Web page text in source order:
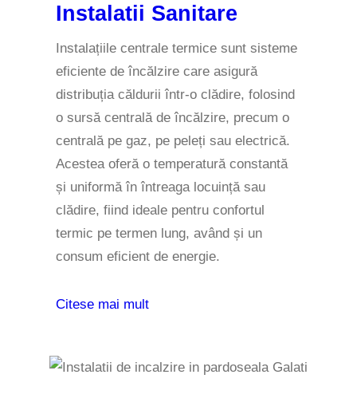
Instalatii Sanitare
Instalațiile centrale termice sunt sisteme
eficiente de încălzire care asigură
distribuția căldurii într-o clădire, folosind
o sursă centrală de încălzire, precum o
centrală pe gaz, pe peleți sau electrică.
Acestea oferă o temperatură constantă
și uniformă în întreaga locuință sau
clădire, fiind ideale pentru confortul
termic pe termen lung, având și un
consum eficient de energie.
Citese mai mult